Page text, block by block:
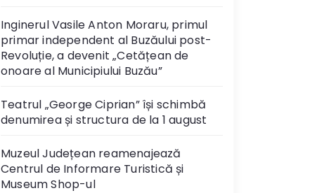
Inginerul Vasile Anton Moraru, primul
primar independent al Buzăului post-
Revoluție, a devenit „Cetățean de
onoare al Municipiului Buzău”
Teatrul „George Ciprian” își schimbă
denumirea și structura de la 1 august
Muzeul Județean reamenajează
Centrul de Informare Turistică și
Museum Shop-ul